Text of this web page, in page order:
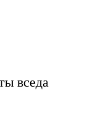
вседа